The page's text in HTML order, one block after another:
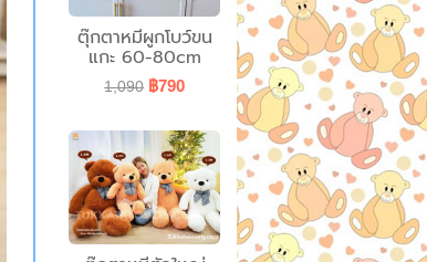
ตุ๊กตาหมีผูกโบว์ขน
แกะ 60-80cm
1,090 ฿790